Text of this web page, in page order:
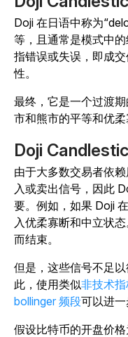
Doji 在日语中称为
等，且通常是模式中
指错误或失误，即成
性。
最终，它是一个过渡
市和熊市的平等和优柔
Doji
由于大多数交易者依
入或卖出信号，因此
要。例如，如果 Doji
入优柔寡断和中立状
而结束。
但是，这些信号不足
此，使用类似非技术
bollinger 频段可以进一
假设比特币的开盘价